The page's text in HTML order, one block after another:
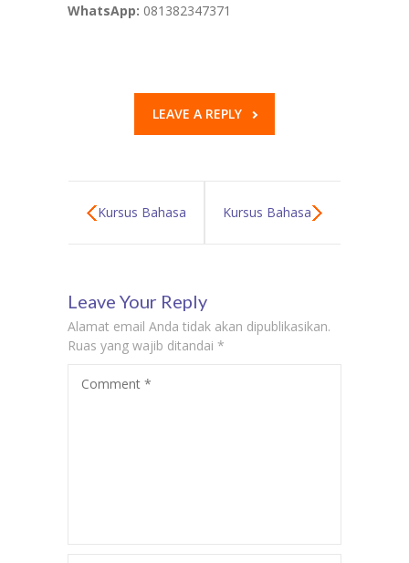
WhatsApp: 081382347371
LEAVE A REPLY
Kursus Bahasa
Kalideres Guru
Les Privat
Bahasa Korea
Kursus Bahasa
Kemayoran
Leave Your Reply
Alamat email Anda tidak akan dipublikasikan.
Ruas yang wajib ditandai *
Comment *